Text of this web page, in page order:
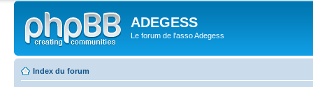
ADEGESS
Le forum de l'asso Adegess
Index du forum